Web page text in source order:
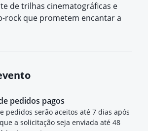
de trilhas cinematográficas e
rock que prometem encantar a
pedidos pagos
pedidos serão aceitos até 7 dias após
a solicitação seja enviada até 48